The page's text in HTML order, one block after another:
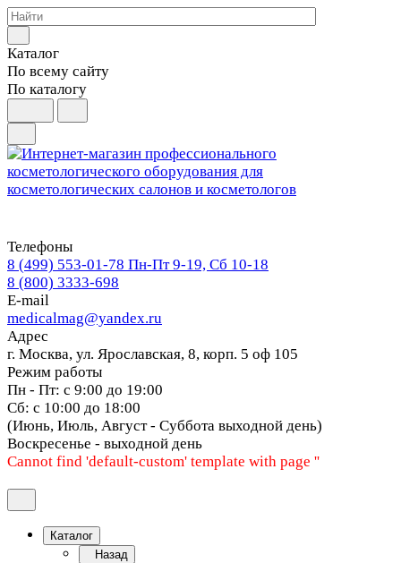
Каталог
По всему сайту
По каталогу
Телефоны
8 (499) 553-01-78 Пн-Пт 9-19, Сб 10-18
8 (800) 3333-698
E-mail
medicalmag@yandex.ru
Адрес
г. Москва, ул. Ярославская, 8, корп. 5 оф 105
Режим работы
Пн - Пт: с 9:00 до 19:00
Сб: с 10:00 до 18:00
(Июнь, Июль, Август - Суббота выходной день)
Воскресенье - выходной день
Cannot find 'default-custom' template with page ''
Каталог
Назад